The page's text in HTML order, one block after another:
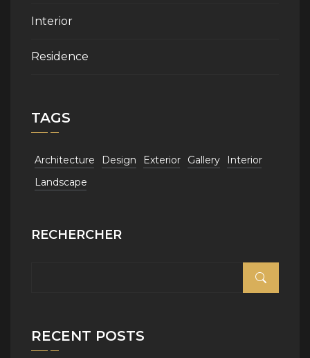
Interior
Residence
TAGS
Architecture Design Exterior Gallery
Interior
Landscape
RECHERCHER
RECENT POSTS